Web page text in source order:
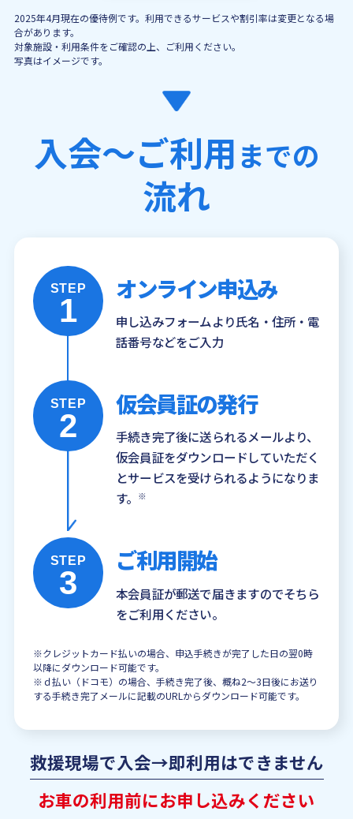
2025年4月現在の優待例です。利用できるサービスや割引率は変更となる場
合があります。
対象施設・利用条件をご確認の上、ご利用ください。
写真はイメージです。
入会〜ご利用までの
流れ
STEP
1
オンライン申込み
申し込みフォームより氏名・住所・電
話番号などをご入力
STEP
2
仮会員証の発行
手続き完了後に送られるメールより、
仮会員証をダウンロードしていただく
とサービスを受けられるようになりま
す。
※
STEP
3
ご利用開始
本会員証が郵送で届きますのでそちら
をご利用ください。
※クレジットカード払いの場合、申込手続きが完了した日の翌0時
以降にダウンロード可能です。
※ｄ払い（ドコモ）の場合、手続き完了後、概ね2～3日後にお送り
する手続き完了メールに記載のURLからダウンロード可能です。
救援現場で入会→即利用はできません
お車の利用前にお申し込みください